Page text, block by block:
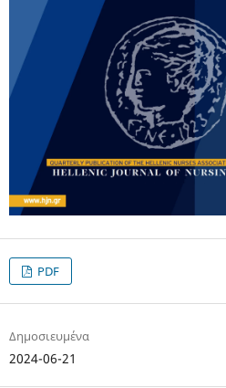
PDF
Δημοσιευμένα
2024-06-21